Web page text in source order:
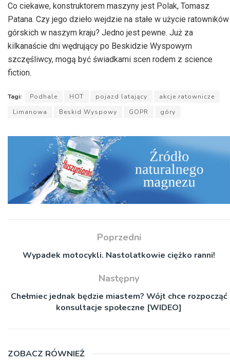
Co ciekawe, konstruktorem maszyny jest Polak, Tomasz
Patana. Czy jego dzieło wejdzie na stałe w użycie ratowników
górskich w naszym kraju? Jedno jest pewne. Już za
kilkanaście dni wędrujący po Beskidzie Wyspowym
szczęśliwcy, mogą być świadkami scen rodem z science
fiction.
Tagi: Podhale HOT pojazd latający
akcje ratownicze
Limanowa
Beskid Wyspowy GOPR góry
Poprzedni
Wypadek motocykli. Nastolatkowie ciężko ranni!
Następny
Chełmiec jednak będzie miastem? Wójt chce rozpocząć
konsultacje społeczne [WIDEO]
ZOBACZ RÓWNIEŻ